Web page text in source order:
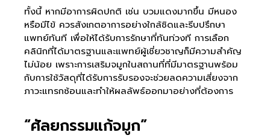
ทั้งนี้ หากมีอาการผิดปกติ เช่น บวมแดงมากขึ้น มีหนอง
หรือมีไข้ ควรสังเกตอาการอย่างใกล้ชิดและรีบปรึกษา
แพทย์ทันที เพื่อให้ได้รับการรักษาที่ทันท่วงที การเลือก
คลินิกที่ได้มาตรฐานและแพทย์ผู้เชี่ยวชาญก็มีความสำคัญ
ไม่น้อย เพราะการเสริมจมูกในสถานที่ที่มีมาตรฐานพร้อม
กับการใช้วัสดุที่ได้รับการรับรองจะช่วยลดความเสี่ยงจาก
ภาวะแทรกซ้อนและทำให้ผลลัพธ์ออกมาอย่างที่ต้องการ
“ศัลยกรรมแก้จมูก”